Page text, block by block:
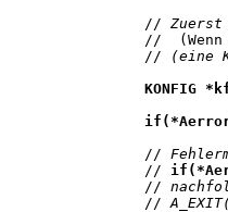
//
//
// (eine
KONFIG
//
//
//
//